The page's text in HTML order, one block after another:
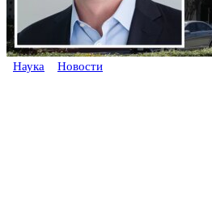
Наука Новости